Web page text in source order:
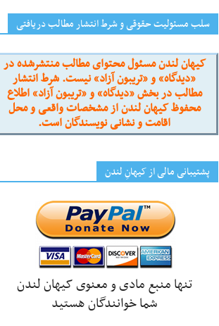
سلب مسئولیت حقوقی و شرط انتشار مطالب دریافتی
کیهان لندن مسئول محتوای مطالب منتشرشده در
«دیدگاه» و «تریبون آزاد» نیست. شرط انتشار
مطالب در بخش «دیدگاه» و «تریبون آزاد» اطلاع
محفوظ کیهان لندن از مشخصات واقعی و محل
اقامت و نشانی نویسندگان است.
پشتیبانی مالی از کیهانِ لندن
تنها منبع مادی و معنوی کیهان لندن
شما خوانندگان هستید